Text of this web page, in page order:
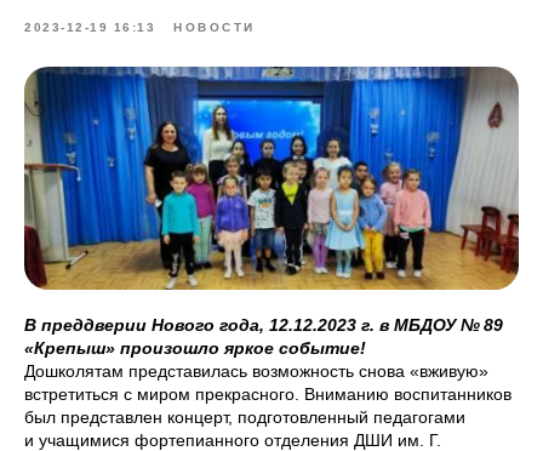
2023-12-19 16:13 НОВОСТИ
В преддверии Нового года, 12.12.2023 г. в МБДОУ № 89
«Крепыш» произошло яркое событие!
Дошколятам представилась возможность снова «вживую»
встретиться с миром прекрасного. Вниманию воспитанников
был представлен концерт, подготовленный педагогами
и учащимися фортепианного отделения ДШИ им. Г.